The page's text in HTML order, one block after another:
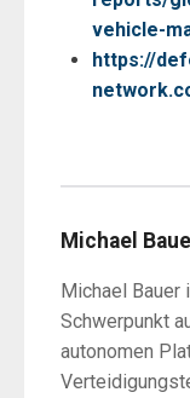
vehicle-
https://
Michael
Michael Bauer
Schwerpunkt
autonomen